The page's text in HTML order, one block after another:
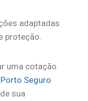
adaptadas
proteção.
uma cotação
Seguro
sua